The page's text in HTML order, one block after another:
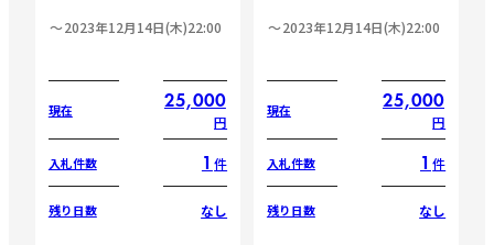
2023年12月14日(木)22:00
現在 25,000
円
入札件数 1 件
残り日数 なし
2023年12月14日(木)22:00
現在 25,000
円
入札件数 1 件
残り日数 なし